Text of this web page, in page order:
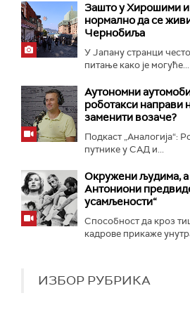
Зашто у Хирошими и
нормално да се
Чернобиља
У Јапану странци
питање како је могуће...
Аутономни
роботакси направи
заменити возаче?
Подкаст „Аналогија“:
путнике у САД и...
Окружени људима, а
Антониони
усамљености“
Способност да кроз
кадрове прикаже
ИЗБОР РУБРИКА